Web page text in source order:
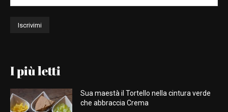
I più letti
Sua maestà il Tortello nella cintura verde
che abbraccia Crema